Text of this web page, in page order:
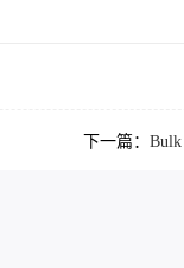
下一篇：Bulk